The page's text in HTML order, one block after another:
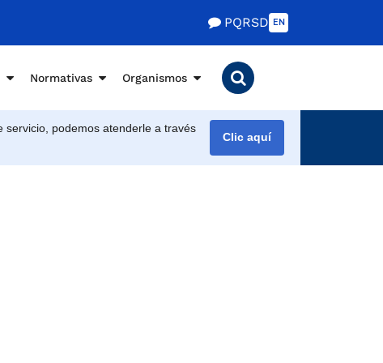
PQRSD EN
Normativas Organismos
servicio, podemos atenderle a través
Clic aquí